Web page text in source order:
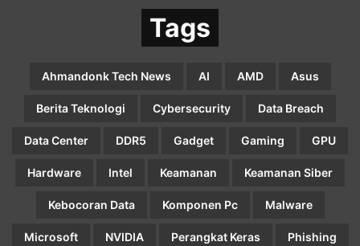
Tags
Ahmandonk Tech News AI AMD Asus
Berita Teknologi Cybersecurity Data Breach
Data Center DDR5 Gadget Gaming GPU
Hardware Intel Keamanan Keamanan Siber
Kebocoran Data Komponen Pc Malware
Microsoft NVIDIA Perangkat Keras Phishing